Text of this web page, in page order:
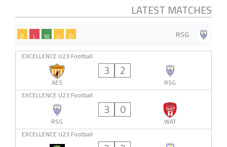
LATEST MATCHES
RSG
D
D
W
L
D
EXCELLENCE U23 Football
AES
3 2
RSG
EXCELLENCE U23 Football
RSG
3 0
WAT
EXCELLENCE U23 Football